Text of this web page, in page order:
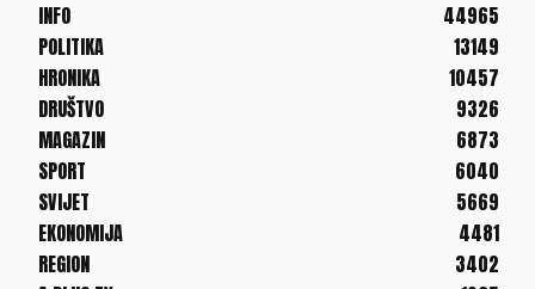
INFO
44965
POLITIKA
13149
HRONIKA
10457
DRUŠTVO
9326
MAGAZIN
6873
SPORT
6040
SVIJET
5669
EKONOMIJA
4481
REGION
3402